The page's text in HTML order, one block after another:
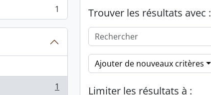
1
1
Trouver les résultats avec :
Ajouter de nouveaux critères
Limiter les résultats à :